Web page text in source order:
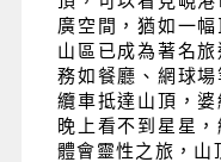
廣空間，猶如一
山區已成為著名
務如餐廳、網球
纜車抵達山頂，婆
晚上看不到星星
體會靈性之旅，山